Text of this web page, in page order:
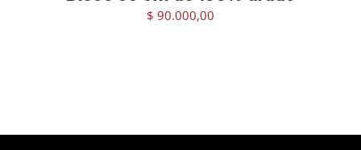
$ 90.000,00